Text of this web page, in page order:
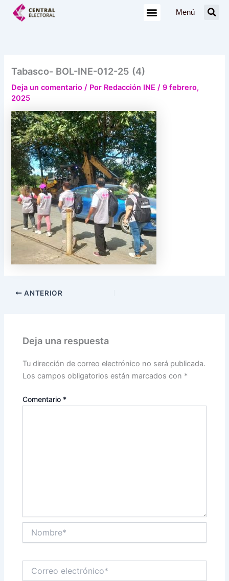
Menú
Tabasco- BOL-INE-012-25 (4)
Deja un comentario / Por Redacción INE/9 febrero,
2025
ANTERIOR
Deja una respuesta
Tu dirección de correo electrónico no será publicada.
Los campos obligatorios están marcados con *
Comentario *
electrónico*